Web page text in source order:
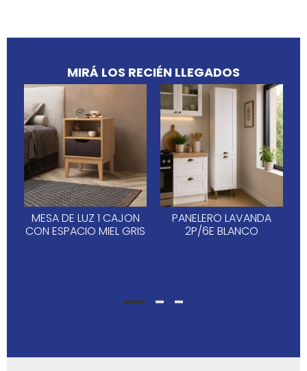
MIRÁ LOS RECIÉN LLEGADOS
MESA DE LUZ 1 CAJON
CON ESPACIO MIEL GRIS
PANELERO LAVANDA
2P/6E BLANCO